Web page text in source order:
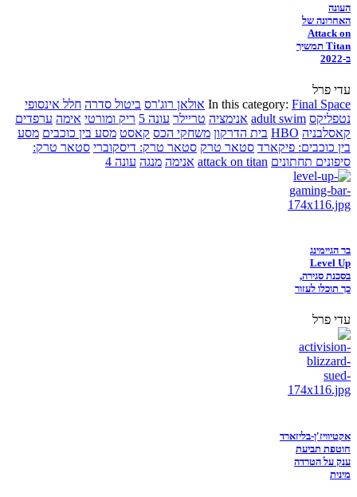
העונה
האחרונה של
Attack on
Titan תמשיך
ב-2022
עדי פרל
In this category: Final Space אולאן רוג'רס ביטול סדרה חלל אינסופי
נטפליקס adult swim אנימציה טריילר עונה 5 ריק ומורטי אימה ערפדים
קאסלבניה HBO בית הדרקון משחקי הכס קאסט מסע בין כוכבים מסע
בין כוכבים: פיקארד סטאר טרק סטאר טרק: דיסקוברי סטאר טרק:
סיפונים תחתונים attack on titan אנימה מנגה עונה 4
בר הגיימינג
Level Up
בסכנת סגירה,
כך תוכלו לעזור
עדי פרל
אקטיוויז'ן-בליזארד
חוטפת תביעת
ענק על הטרדה
מינית